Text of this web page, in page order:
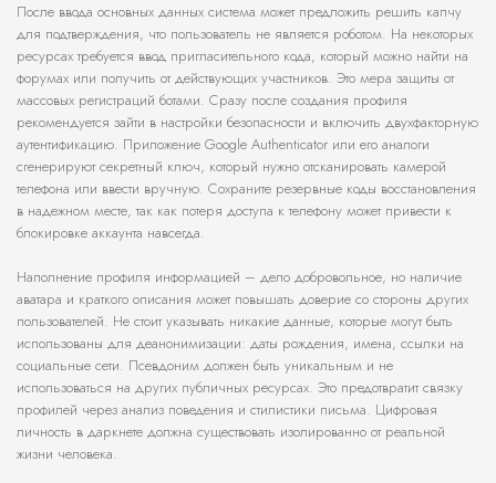
После ввода основных данных система может предложить решить капчу
для подтверждения, что пользователь не является роботом. На некоторых
ресурсах требуется ввод пригласительного кода, который можно найти на
форумах или получить от действующих участников. Это мера защиты от
массовых регистраций ботами. Сразу после создания профиля
рекомендуется зайти в настройки безопасности и включить двухфакторную
аутентификацию. Приложение Google Authenticator или его аналоги
сгенерируют секретный ключ, который нужно отсканировать камерой
телефона или ввести вручную. Сохраните резервные коды восстановления
в надежном месте, так как потеря доступа к телефону может привести к
блокировке аккаунта навсегда.
Наполнение профиля информацией – дело добровольное, но наличие
аватара и краткого описания может повышать доверие со стороны других
пользователей. Не стоит указывать никакие данные, которые могут быть
использованы для деанонимизации: даты рождения, имена, ссылки на
социальные сети. Псевдоним должен быть уникальным и не
использоваться на других публичных ресурсах. Это предотвратит связку
профилей через анализ поведения и стилистики письма. Цифровая
личность в даркнете должна существовать изолированно от реальной
жизни человека.